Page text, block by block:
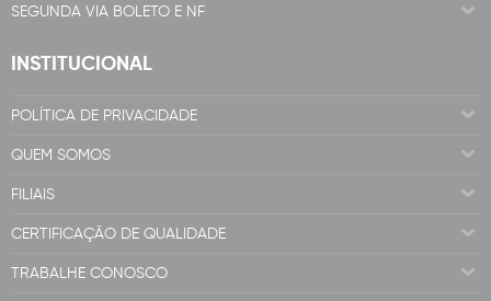
SEGUNDA VIA BOLETO E NF
INSTITUCIONAL
POLÍTICA DE PRIVACIDADE
QUEM SOMOS
FILIAIS
CERTIFICAÇÃO DE QUALIDADE
TRABALHE CONOSCO